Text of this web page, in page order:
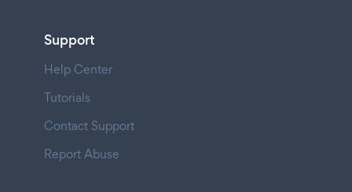
Support
Help Center
Tutorials
Contact Support
Report Abuse